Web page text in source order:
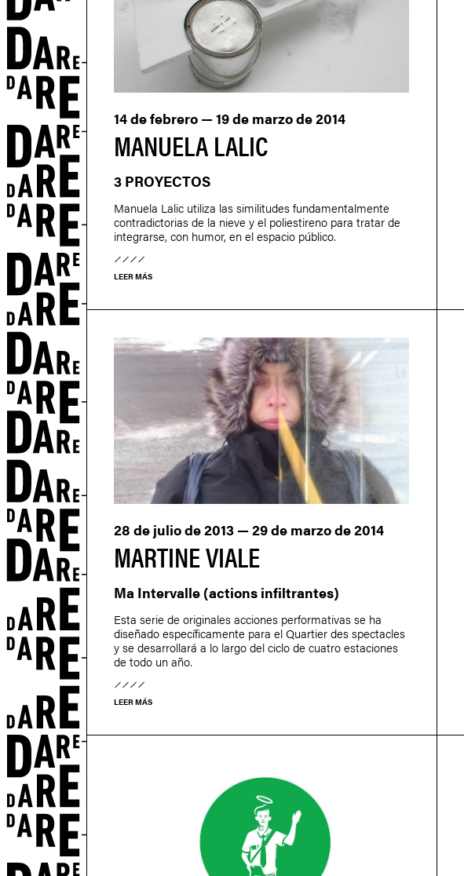
MANUELA LALIC
14 de febrero — 19 de marzo de 2014
3 PROYECTOS
Manuela Lalic utiliza las similitudes fundamentalmente
contradictorias de la nieve y el poliestireno para tratar de
integrarse, con humor, en el espacio público.
LEER MÁS
MARTINE VIALE
28 de julio de 2013 — 29 de marzo de 2014
Ma Intervalle (actions infiltrantes)
Esta serie de originales acciones performativas se ha
diseñado específicamente para el Quartier des spectacles
y se desarrollará a lo largo del ciclo de cuatro estaciones
de todo un año.
LEER MÁS